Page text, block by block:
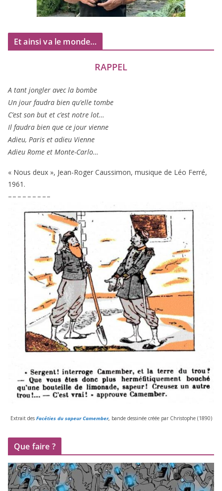
Et ainsi va le monde…
RAPPEL
A tant jon­gler avec la bombe
Un jour fau­dra bien qu’elle tombe
C’est son but et c’est notre lot…
Il fau­dra bien que ce jour vienne
Adieu, Paris et adieu Vienne
Adieu Rome et Monte-Carlo…
« Nous deux », Jean-Roger Caussimon, musique de Léo Ferré,
1961 .
– – – – – – – – –
Extrait desFacéties du sapeur Camember, bande des­si­née créée par Christophe (1890)
Que faire ?